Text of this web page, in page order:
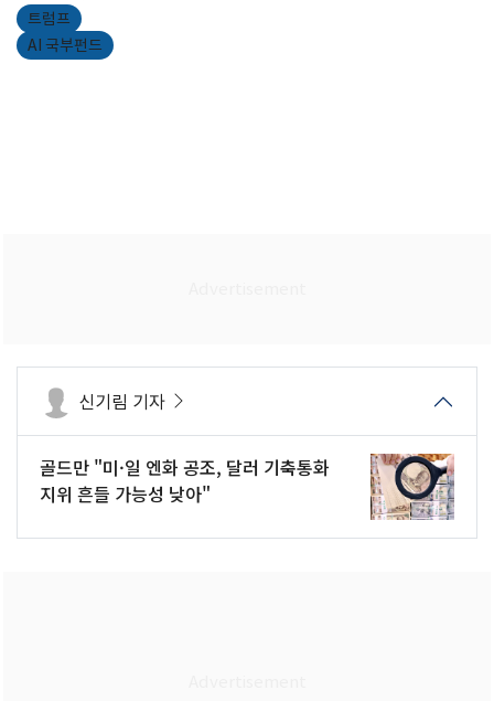
트럼프
AI 국부펀드
신기림 기자
골드만 "미·일 엔화 공조, 달러 기축통화
지위 흔들 가능성 낮아"